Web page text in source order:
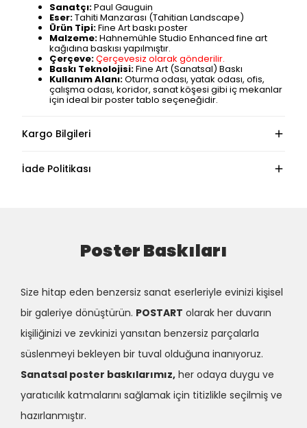
Sanatçı:Paul Gauguin
Eser:Tahiti Manzarası (Tahitian Landscape)
Ürün Tipi:Fine Art baskı poster
Malzeme:Hahnemühle Studio Enhanced fine art
kağıdına baskısı yapılmıştır.
Çerçeve:Çerçevesiz olarak gönderilir.
Baskı Teknolojisi:Fine Art (Sanatsal) Baskı
Kullanım Alanı:Oturma odası, yatak odası, ofis,
çalışma odası, koridor, sanat köşesi gibi iç mekanlar
için ideal bir poster tablo seçeneğidir.
Kargo Bilgileri
İade Politikası
Poster Baskıları
Size hitap eden benzersiz sanat eserleriyle evinizi kişisel
bir galeriye dönüştürün. POSTART olarak her duvarın
kişiliğinizi ve zevkinizi yansıtan benzersiz parçalarla
süslenmeyi bekleyen bir tuval olduğuna inanıyoruz.
Sanatsal poster baskılarımız, her odaya duygu ve
yaratıcılık katmalarını sağlamak için titizlikle seçilmiş ve
hazırlanmıştır.